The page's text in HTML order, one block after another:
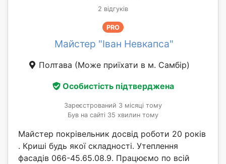
2 відгуків
PRO
Майстер "Іван Невкапса"
Полтава (Може приїхати в м. Самбір)
Особистість підтверджена
Зареєстрований 3 місяці тому
Був на сайті 35 хвилин тому
Майстер покрівельник досвід роботи 20 років
. Криші будь якої складності. Утеплення
фасадів 066-45.65.08.9. Працюємо по всій